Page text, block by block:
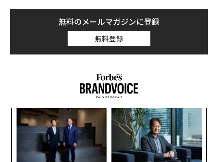
本記事では、この「祈り」という行為について、岡﨑の
ルーツを探りながら紐解いていく。
原点は厳島神社の大鳥居
岡﨑は1995年、世界文化遺産の「宮島」を有する広島県
廿日市市に生まれ、高校時代までを過ごした。
「幼少期は厳島神社の大鳥居を眺めながら、対岸で釣り
を楽しんでいました」と振り返るように、豊かな自然に
囲まれ、神道やアニミズムがいつも身近にある環境だっ
無料のメールマガジンに登録
無料登録